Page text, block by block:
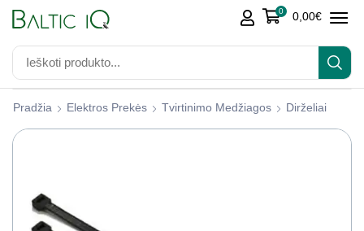
0 0,00€
Pradžia Elektros Prekės Tvirtinimo Medžiagos Dirželiai